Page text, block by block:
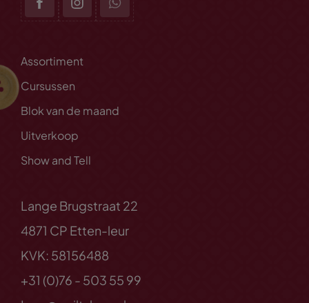
Assortiment
Cursussen
Blok van de maand
Uitverkoop
Show and Tell
Lange Brugstraat 22
4871 CP Etten-leur
KVK: 58156488
+31 (0)76 - 503 55 99